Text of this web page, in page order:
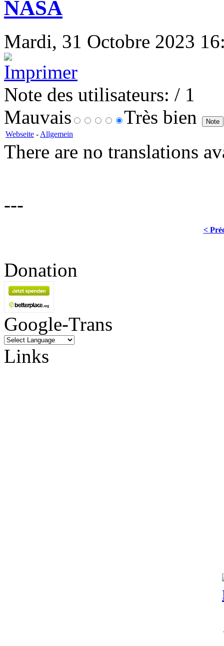
NASA
Mardi, 31 Octobre 2023
Note des utilisateurs: / 1
Mauvais
Très bien
Webseite - Allgemein
There are no translations
---
<
Donation
Google-Trans
Links